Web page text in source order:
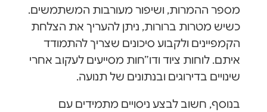
מספר ההמרות, ושיפור מעורבות המשתמשים.
כשיש מטרות ברורות, ניתן להעריך את הצלחת
הקמפיינים ולקבוע סיכונים שצריך להתמודד
איתם. לוחות ציוד ודו״חות מסייעים לעקוב אחרי
שינויים בדירוגים ובנתונים של תנועה.
בנוסף, חשוב לבצע ניסויים מתמידים עם